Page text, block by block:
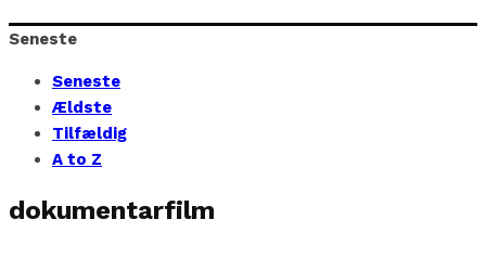
Seneste
Seneste
Ældste
Tilfældig
A to Z
dokumentarfilm